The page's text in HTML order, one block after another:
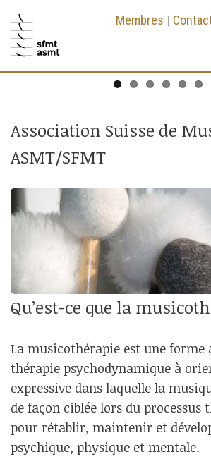
Membres |
-->La musicothérapie favorise...la
communication
La musicothérapie
et la connaissance
La musicothérapie favorise...la
consolidation intrapsychique
La musicothérapie favorise...les
compétences sociales
La musicothérapie favorise...la
émotions
La musicothérapie
physique
Association Suisse de
ASMT/SFMT
Qu’est-ce que la
La musicothérapie est une forme
thérapie psychodynamique à
expressive dans laquelle la
de façon ciblée lors du processus
pour rétablir, maintenir et
psychique, physique et mentale.